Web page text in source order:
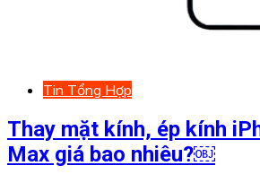
Tin Tổng Hợp
Thay mặt kính, ép kính
Max giá bao nhiêu?￼